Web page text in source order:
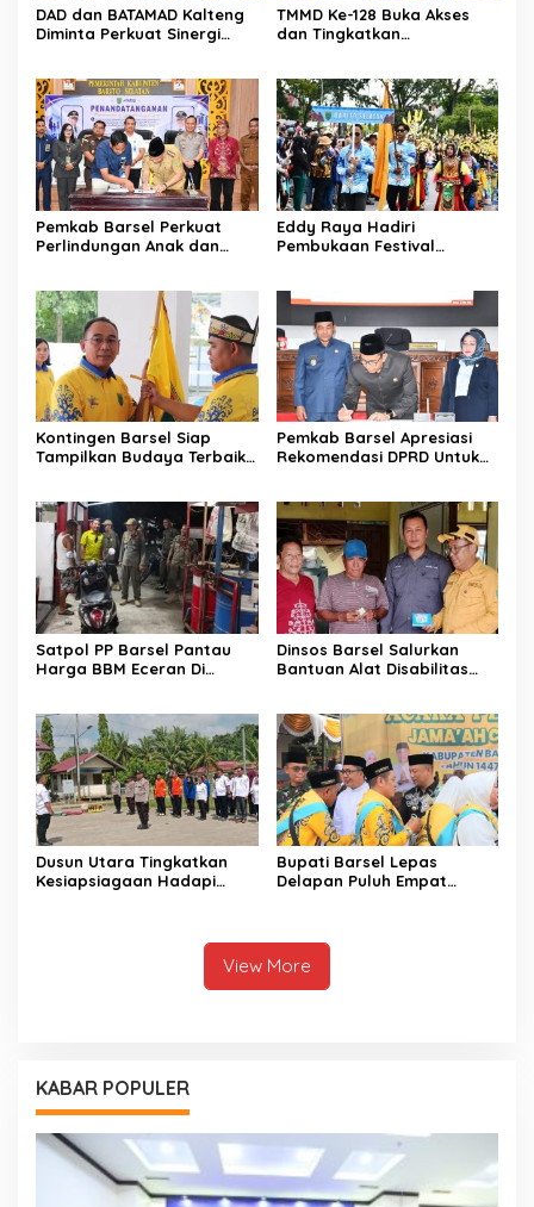
DAD dan BATAMAD Kalteng
Diminta Perkuat Sinergi
TMMD Ke-128 Buka Akses
dan Tingkatkan
Pemkab Barsel Perkuat
Perlindungan Anak dan
Eddy Raya Hadiri
Pembukaan Festival
Kontingen Barsel Siap
Tampilkan Budaya Terbaik
Pemkab Barsel Apresiasi
Rekomendasi DPRD Untuk
Satpol PP Barsel Pantau
Harga BBM Eceran Di
Dinsos Barsel Salurkan
Bantuan Alat Disabilitas
Dusun Utara Tingkatkan
Kesiapsiagaan Hadapi
Bupati Barsel Lepas
Delapan Puluh Empat
View More
KABAR POPULER